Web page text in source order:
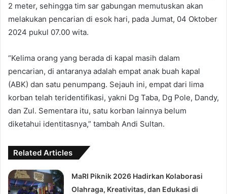
2 meter, sehingga tim sar gabungan memutuskan akan
melakukan pencarian di esok hari, pada Jumat, 04 Oktober
2024 pukul 07.00 wita.
“Kelima orang yang berada di kapal masih dalam
pencarian, di antaranya adalah empat anak buah kapal
(ABK) dan satu penumpang. Sejauh ini, empat dari lima
korban telah teridentifikasi, yakni Dg Taba, Dg Pole, Dandy,
dan Zul. Sementara itu, satu korban lainnya belum
diketahui identitasnya,” tambah Andi Sultan.
Related Articles
MaRI Piknik 2026 Hadirkan Kolaborasi
Olahraga, Kreativitas, dan Edukasi di